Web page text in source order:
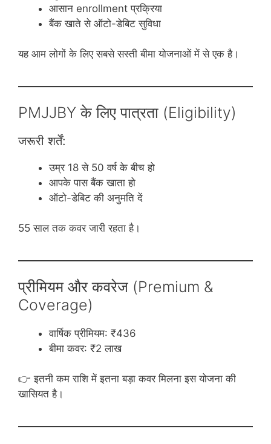
आसान enrollment प्रक्रिया
बैंक खाते से ऑटो-डेबिट सुविधा
यह आम लोगों के लिए सबसे सस्ती बीमा योजनाओं में से एक है।
PMJJBY के लिए पात्रता (Eligibility)
जरूरी शर्तें:
उम्र 18 से 50 वर्ष के बीच हो
आपके पास बैंक खाता हो
ऑटो-डेबिट की अनुमति दें
55 साल तक कवर जारी रहता है।
प्रीमियम और कवरेज (Premium &
Coverage)
वार्षिक प्रीमियम: ₹436
बीमा कवर: ₹2 लाख
👉 इतनी कम राशि में इतना बड़ा कवर मिलना इस योजना की
खासियत है।